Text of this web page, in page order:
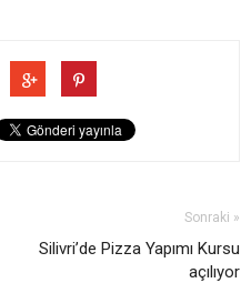
Sonraki »
Silivri’de Pizza Yapımı Kursu
açılıyor